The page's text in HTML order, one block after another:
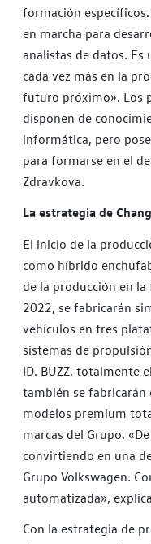
formación
en marcha para
analistas de datos. Es
cada vez más en la
futuro próximo». Los
disponen de
informática, pero
para formarse en el
Zdravkova.
La estrategia de
El inicio de la
como híbrido
de la producción en
2022, se fabricarán
vehículos en tres
sistemas de
ID. BUZZ. totalmente
también se fabricarán
modelos premium
marcas del Grupo.
convirtiendo en una
Grupo Volkswagen.
automatizada»,
Con la estrategia de